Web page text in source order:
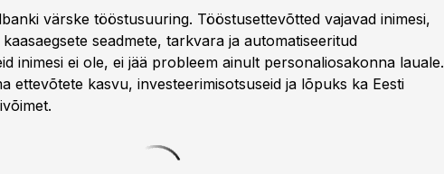
värske tööstusuuring. Tööstusettevõtted vajavad inimesi,
seadmete, tarkvara ja automatiseeritud
inimesi ei ole, ei jää probleem ainult personaliosakonna lauale.
ettevõtete kasvu, investeerimisotsuseid ja lõpuks ka Eesti